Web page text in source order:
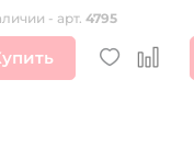
ZS1P62YML-2 (W190) CN
- арт. 4795